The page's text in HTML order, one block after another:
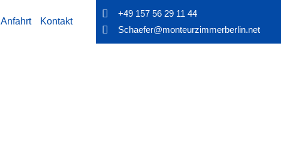
Anfahrt Kontakt
+49 157 56 29 11 44
Schaefer@monteurzimmerberlin.net